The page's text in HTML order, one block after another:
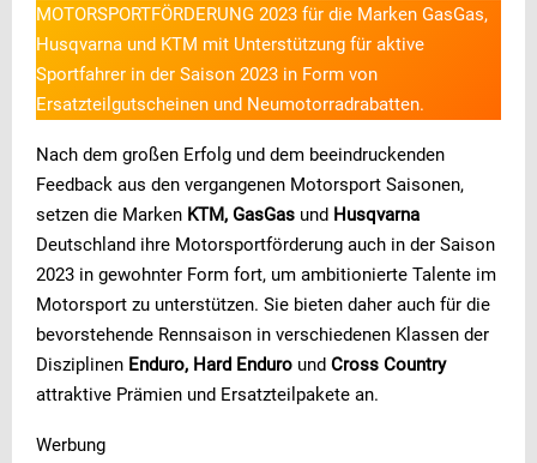
MOTORSPORTFÖRDERUNG 2023 für die Marken GasGas,
Husqvarna und KTM mit Unterstützung für aktive
Sportfahrer in der Saison 2023 in Form von
Ersatzteilgutscheinen und Neumotorradrabatten.
Nach dem großen Erfolg und dem beeindruckenden
Feedback aus den vergangenen Motorsport Saisonen,
setzen die Marken KTM, GasGas und Husqvarna
Deutschland ihre Motorsportförderung auch in der Saison
2023 in gewohnter Form fort, um ambitionierte Talente im
Motorsport zu unterstützen. Sie bieten daher auch für die
bevorstehende Rennsaison in verschiedenen Klassen der
Disziplinen Enduro, Hard Enduro und Cross Country
attraktive Prämien und Ersatzteilpakete an.
Werbung